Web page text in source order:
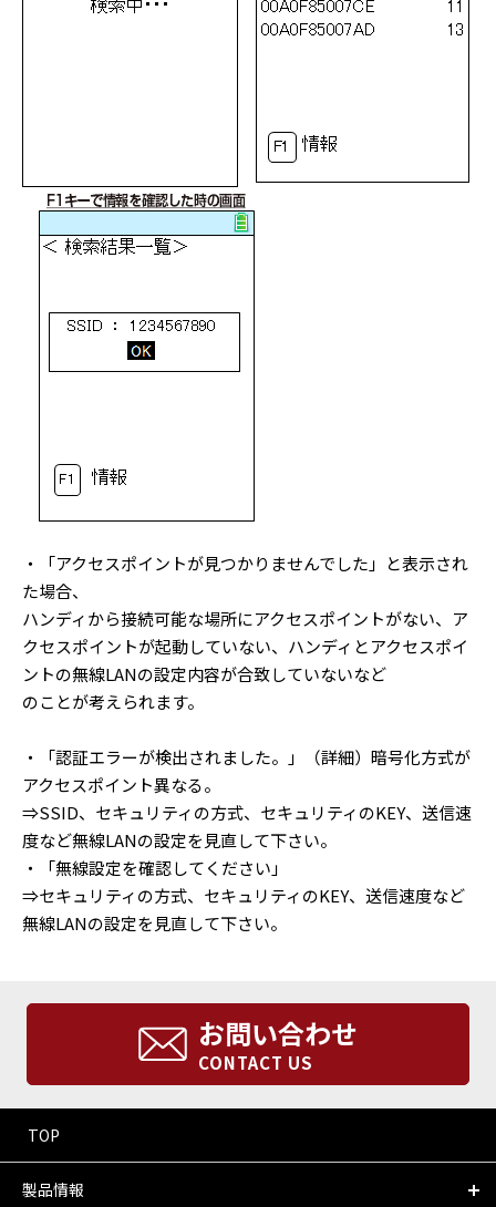
・「アクセスポイントが見つかりませんでした」と表示され
た場合、
ハンディから接続可能な場所にアクセスポイントがない、ア
クセスポイントが起動していない、ハンディとアクセスポイ
ントの無線LANの設定内容が合致していないなど
のことが考えられます。
・「認証エラーが検出されました。」（詳細）暗号化方式が
アクセスポイント異なる。
⇒SSID、セキュリティの方式、セキュリティのKEY、送信速
度など無線LANの設定を見直して下さい。
・「無線設定を確認してください」
⇒セキュリティの方式、セキュリティのKEY、送信速度など
無線LANの設定を見直して下さい。
お問い合わせ
CONTACT US
TOP
製品情報